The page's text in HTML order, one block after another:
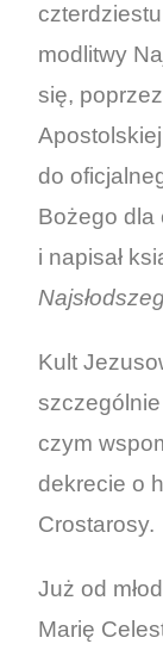
modlitwy
się,
do
Bożego dla
i napisał
Kult
czym
dekrecie o
Crostarosy.
Już od
Marię